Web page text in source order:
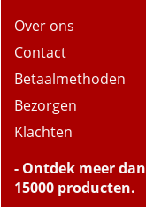
Over ons
Contact
Betaalmethoden
Bezorgen
Klachten
- Ontdek meer dan
15000 producten.